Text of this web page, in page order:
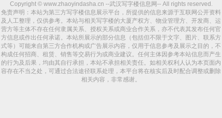
Copyright © www.zhaoyindasha.cn --武汉写字楼信息网-- All rights reserved.
免责声明：本站为第三方写字楼信息展示平台，所提供的信息来源于互联网公开资料
及人工整理，仅供参考。本站与相关写字楼的大厦产权方、物业管理方、开发商、运
营方等主体不存在任何隶属关系、授权关系或商业合作关系，亦不代表其发布任何官
方信息或作出任何承诺。本站所展示的部分信息（包括但不限于文字、图片、联系方
式等）可能来自第三方合作机构或广告展示内容，仅用于信息参考及展示之目的，不
构成任何招商、租赁、销售等交易行为或商业建议。任何主体因参考本站信息而产生
的行为及后果，均由其自行承担，本站不承担相关责任。如相关权利人认为本页面内
容存在不当之处，可通过合法途径联系处理，本平台将在核实后及时配合调整或删除
相关内容，非常感谢。